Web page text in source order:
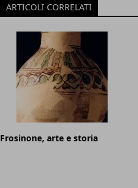
ARTICOLI CORRELATI
Frosinone, arte e storia